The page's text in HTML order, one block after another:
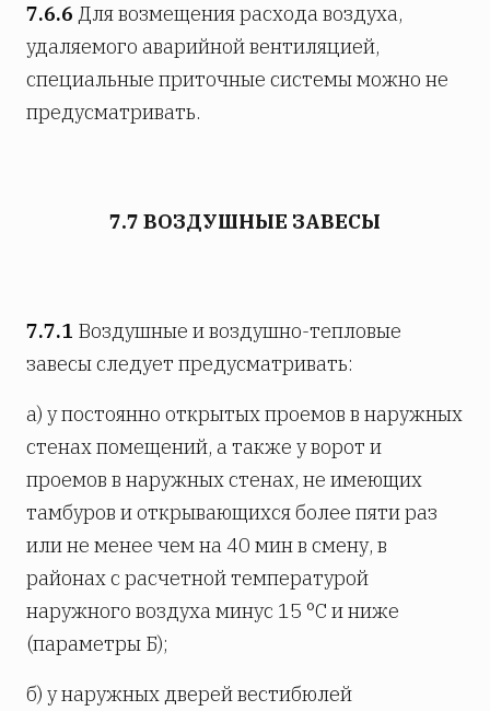
7.6.6 Для возмещения расхода воздуха,
удаляемого аварийной вентиляцией,
специальные приточные системы можно не
предусматривать.
7.7 ВОЗДУШНЫЕ ЗАВЕСЫ
7.7.1 Воздушные и воздушно-тепловые
завесы следует предусматривать:
а) у постоянно открытых проемов в наружных
стенах помещений, а также у ворот и
проемов в наружных стенах, не имеющих
тамбуров и открывающихся более пяти раз
или не менее чем на 40 мин в смену, в
районах с расчетной температурой
наружного воздуха минус 15 °C и ниже
(параметры Б);
б) у наружных дверей вестибюлей